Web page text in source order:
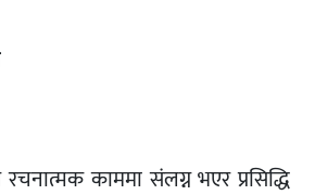
काममा संलग्न भएर प्रसिद्धि